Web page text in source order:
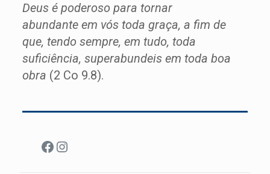
Deus é poderoso para tornar
abundante em vós toda graça, a fim de
que, tendo sempre, em tudo, toda
suficiência, superabundeis em toda boa
obra (2 Co 9.8).
Facebook
Instagram